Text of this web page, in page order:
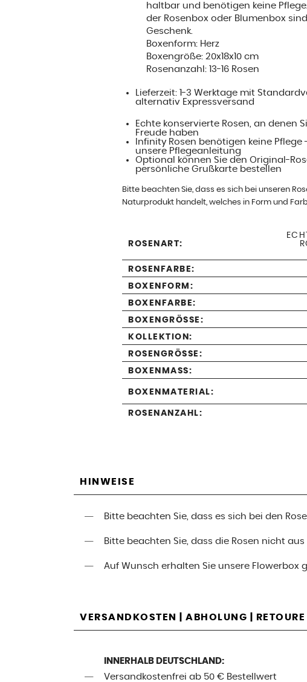
haltbar und benötigen keine
der Rosenbox oder Blumenbox
Geschenk.
Boxenform: Herz
Boxengröße: 20x18x10 cm
Rosenanzahl: 13-16 Rosen
Lieferzeit: 1-3 Werktage mit
alternativ Expressversand
Echte konservierte Rosen, an denen
Freude haben
Infinity Rosen benötigen keine Pflege
unsere Pflegeanleitung
Optional können Sie den Original-
persönliche Grußkarte bestellen
Bitte beachten Sie, dass es sich bei unseren
Naturprodukt handelt, welches in Form und
ROSENART:
ROSENFARBE:
BOXENFORM:
BOXENFARBE:
BOXENGRÖSSE:
KOLLEKTION:
ROSENGRÖSSE:
BOXENMASS:
BOXENMATERIAL:
ROSENANZAHL:
HINWEISE
Bitte beachten Sie, dass es sich bei den
Bitte beachten Sie, dass die Rosen nicht
Auf Wunsch erhalten Sie unsere Flowerbox
VERSANDKOSTEN | ABHOLUNG | RETOURE
INNERHALB DEUTSCHLAND:
Versandkostenfrei ab 50 € Bestellwert